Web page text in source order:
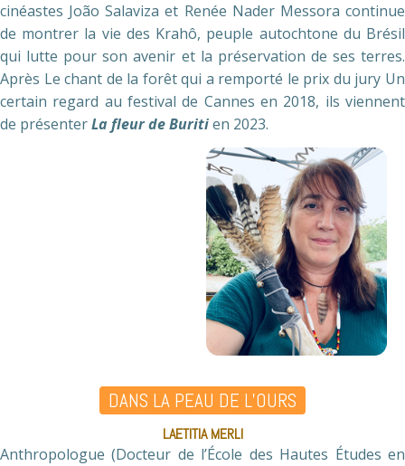
cinéastes João Salaviza et Renée Nader Messora continue
de montrer la vie des Krahô, peuple autochtone du Brésil
qui lutte pour son avenir et la préservation de ses terres.
Après Le chant de la forêt qui a remporté le prix du jury Un
certain regard au festival de Cannes en 2018, ils viennent
de présenterLa fleur de Buritien 2023.
DANS LA PEAU DE L’OURS
LAETITIA MERLI
Anthropologue (Docteur de l’École des Hautes Études en